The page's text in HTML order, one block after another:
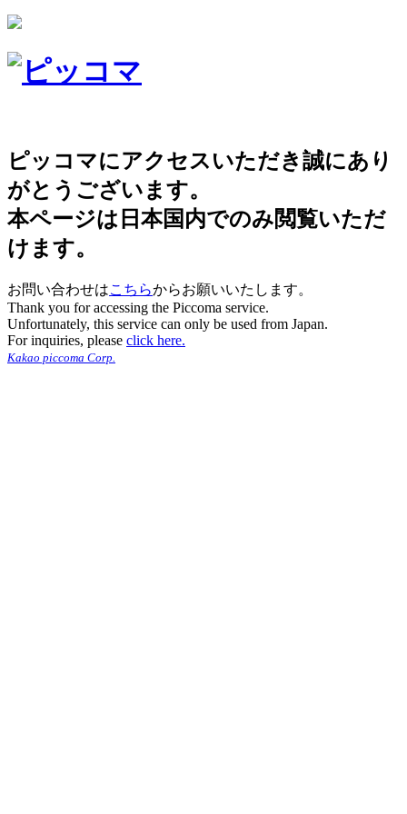
ピッコマにアクセスいただき誠にあり
がとうございます。
本ページは日本国内でのみ閲覧いただ
けます。
お問い合わせはこちらからお願いいたします。
Thank you for accessing the Piccoma service.
Unfortunately, this service can only be used from Japan.
For inquiries, please click here.
Kakao piccoma Corp.